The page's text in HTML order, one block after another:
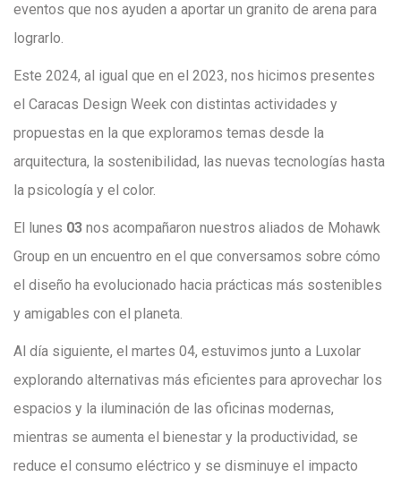
eventos que nos ayuden a aportar un granito de arena para
lograrlo.
Este 2024, al igual que en el 2023, nos hicimos presentes
el Caracas Design Week con distintas actividades y
propuestas en la que exploramos temas desde la
arquitectura, la sostenibilidad, las nuevas tecnologías hasta
la psicología y el color.
El lunes 03 nos acompañaron nuestros aliados de Mohawk
Group en un encuentro en el que conversamos sobre cómo
el diseño ha evolucionado hacia prácticas más sostenibles
y amigables con el planeta.
Al día siguiente, el martes 04, estuvimos junto a Luxolar
explorando alternativas más eficientes para aprovechar los
espacios y la iluminación de las oficinas modernas,
mientras se aumenta el bienestar y la productividad, se
reduce el consumo eléctrico y se disminuye el impacto